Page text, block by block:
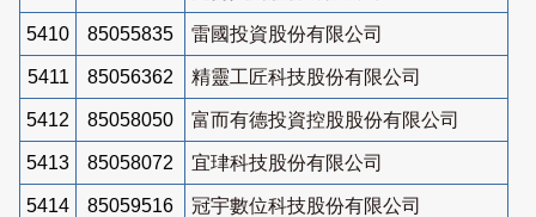
5410 85055835 雷國投資股份有限公司
5411 85056362 精靈工匠科技股份有限公司
5412 85058050 富而有德投資控股股份有限公司
5413 85058072 宜珒科技股份有限公司
5414 85059516 冠宇數位科技股份有限公司